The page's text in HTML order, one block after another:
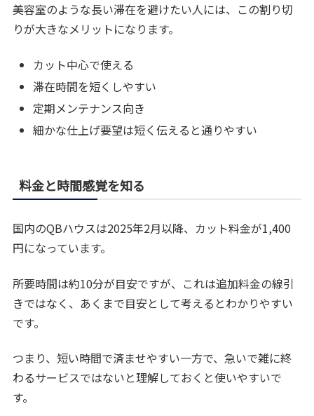
美容室のような長い滞在を避けたい人には、この割り切
りが大きなメリットになります。
カット中心で使える
滞在時間を短くしやすい
定期メンテナンス向き
細かな仕上げ要望は短く伝えると通りやすい
料金と時間感覚を知る
国内のQBハウスは2025年2月以降、カット料金が1,400
円になっています。
所要時間は約10分が目安ですが、これは追加料金の線引
きではなく、あくまで目安として考えるとわかりやすい
です。
つまり、短い時間で済ませやすい一方で、急いで雑に終
わるサービスではないと理解しておくと使いやすいで
す。